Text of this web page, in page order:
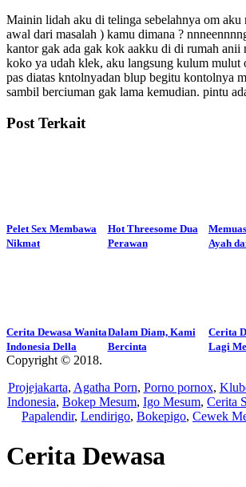
Mainin lidah aku di telinga sebelahnya om aku
awal dari masalah ) kamu dimana ?
kantor gak ada gak kok aakku di di rumah anii
koko ya udah klek, aku langsung kulum mulut
pas diatas kntolnyadan blup begitu kontolnya
sambil berciuman gak lama kemudian. pintu
Post Terkait
Pelet Sex Membawa
Nikmat
Hot Threesome Dua
Perawan
Ayah
Cerita Dewasa Wanita
Indonesia Della
Dalam Diam, Kami
Bercinta
Cerita
Lagi
Copyright © 2018.
Projejakarta, Agatha Porn, Porno pornox,
Indonesia, Bokep Mesum, Igo Mesum, Cerita
Papalendir, Lendirigo, Bokepigo, Cewek
Cerita Dewasa